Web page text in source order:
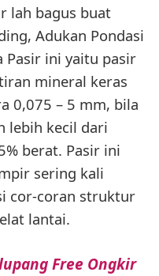
lah bagus buat
Adukan Pondasi
Pasir ini yaitu pasir
mineral keras
0,075 – 5 mm, bila
lebih kecil dari
berat. Pasir ini
sering kali
cor-coran struktur
lantai.
Free Ongkir